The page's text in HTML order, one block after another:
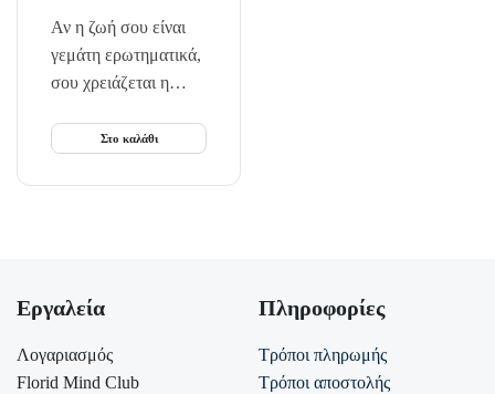
Αν η ζωή σου είναι
γεμάτη ερωτηματικά,
σου χρειάζεται η
ζωή του Allan και της
Στο καλάθι
Εργαλεία
Λογαριασμός
Florid Mind Club
Πληροφορίες
Τρόποι πληρωμής
Τρόποι αποστολής